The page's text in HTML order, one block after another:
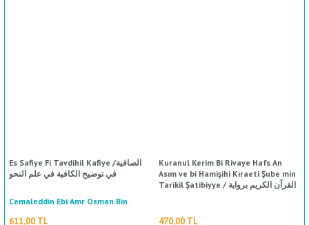
%50
indirim
Es Safiye Fi Tavdihil Kafiye /الصافية
في توضيح الكافية في علم النحو
Cemaleddin Ebi Amr Osman Bin
Omer İbnil Hacib / جمال الدين أبي
611,00 TL
Kuranul Kerim Bi Rivaye Hafs An
Asım ve bi Hamişihi Kıraeti Şube min
Tarikil Şatibiyye / القرآن الكريم برواية
470,00 TL